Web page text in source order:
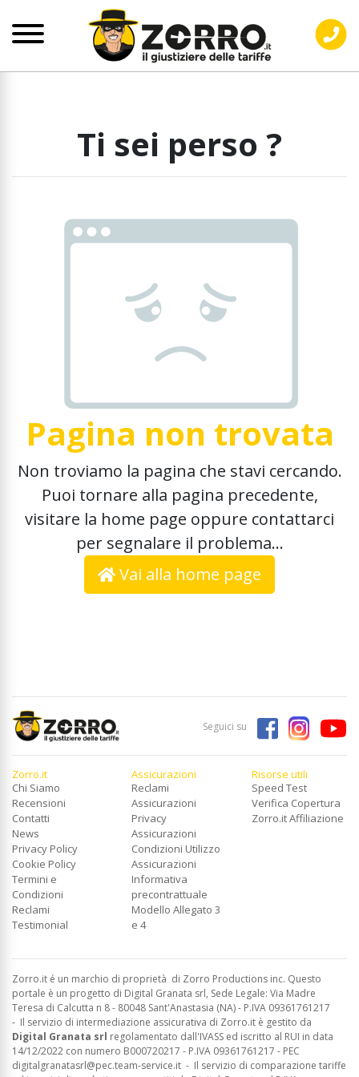
Ti sei perso ?
Pagina non trovata
Non troviamo la pagina che stavi cercando.
Puoi tornare alla pagina precedente,
visitare la home page oppure contattarci
per segnalare il problema...
Vai alla home page
Seguici su
Zorro.it
Chi Siamo
Recensioni
Contatti
News
Privacy Policy
Cookie Policy
Termini e
Condizioni
Reclami
Testimonial
Assicurazioni
Reclami
Assicurazioni
Privacy
Assicurazioni
Condizioni Utilizzo
Assicurazioni
Informativa
precontrattuale
Modello Allegato 3
e 4
Risorse utili
Speed Test
Verifica Copertura
Zorro.it Affiliazione
Zorro.it é un marchio di proprietà di Zorro Productions inc. Questo
portale è un progetto di Digital Granata srl, Sede Legale: Via Madre
Teresa di Calcutta n 8 - 80048 Sant'Anastasia (NA) - P.IVA 09361761217
- Il servizio di intermediazione assicurativa di Zorro.it è gestito da
Digital Granata srl regolamentato dall'IVASS ed iscritto al RUI in data
14/12/2022 con numero B000720217 - P.IVA 09361761217 - PEC
digitalgranatasrl@pec.team-service.it - Il servizio di comparazione tariffe